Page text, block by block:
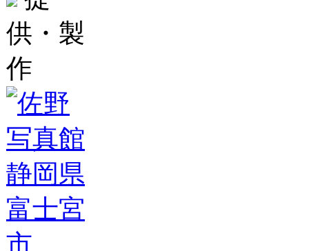
供・製
作